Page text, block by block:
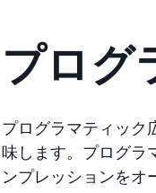
プログ
プログラマティック
味します。プログラ
ンプレッションをオ